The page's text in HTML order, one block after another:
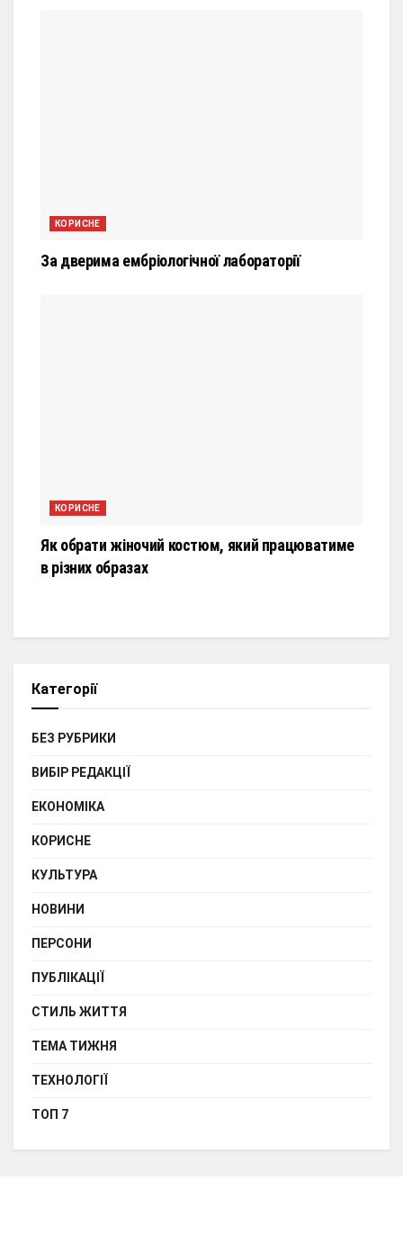
КОРИСНЕ
За дверима ембріологічної лабораторії
КОРИСНЕ
Як обрати жіночий костюм, який працюватиме
в різних образах
Категорії
БЕЗ РУБРИКИ
ВИБІР РЕДАКЦІЇ
ЕКОНОМІКА
КОРИСНЕ
КУЛЬТУРА
НОВИНИ
ПЕРСОНИ
ПУБЛІКАЦІЇ
СТИЛЬ ЖИТТЯ
ТЕМА ТИЖНЯ
ТЕХНОЛОГІЇ
ТОП 7